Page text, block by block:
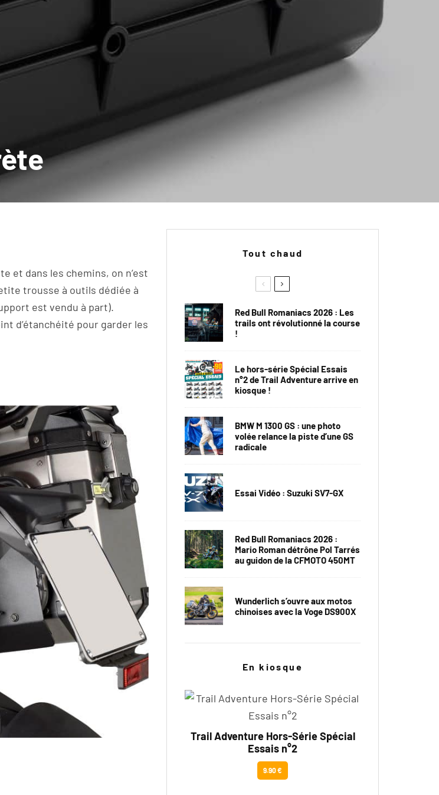
et dans les chemins, on n’est
trousse à outils dédiée à
est vendu à part).
d’étanchéité pour garder les
Tout chaud
Red Bull Romaniacs 2026 : Les
trails ont révolutionné la course
!
Le hors-série Spécial Essais
n°2 de Trail Adventure arrive en
kiosque !
BMW M 1300 GS : une photo
volée relance la piste d’une GS
radicale
Essai Vidéo : Suzuki SV7-GX
Red Bull Romaniacs 2026 :
Mario Roman détrône Pol Tarrés
au guidon de la CFMOTO 450MT
Wunderlich s’ouvre aux motos
chinoises avec la Voge DS900X
En kiosque
Trail Adventure Hors-Série Spécial
Essais n°2
9.90 €